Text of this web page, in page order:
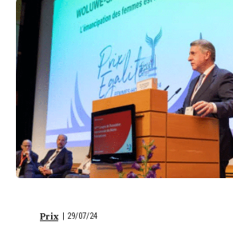
Prix | 29/07/24